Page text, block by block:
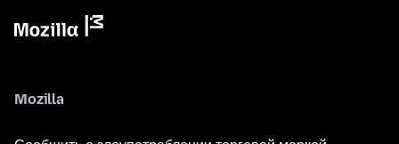
Mozilla